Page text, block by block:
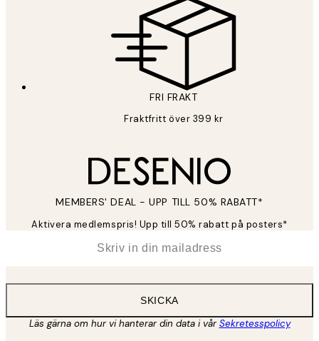
FRI FRAKT
Fraktfritt över 399 kr
MEMBERS' DEAL - UPP TILL 50% RABATT*
Aktivera medlemspris! Upp till 50% rabatt på posters*
SKICKA
Läs gärna om hur vi hanterar din data i vårSekretesspolicy